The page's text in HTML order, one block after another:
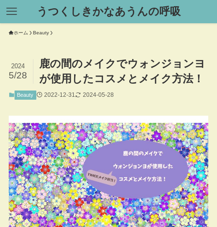
うつくしきかなあうんの呼吸
ホーム Beauty
鹿の間のメイクでウォンジョンヨ
が使用したコスメとメイク方法！
2024
5/28
Beauty 2022-12-31 2024-05-28